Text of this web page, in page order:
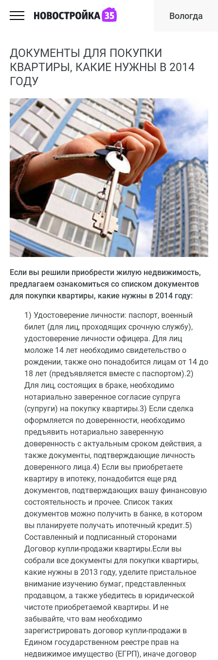
Вологда
ДОКУМЕНТЫ ДЛЯ ПОКУПКИ
КВАРТИРЫ, КАКИЕ НУЖНЫ В 2014
ГОДУ
Если вы решили приобрести жилую недвижимость,
предлагаем ознакомиться со списком документов
для покупки квартиры, какие нужны в 2014 году:
1) Удостоверение личности: паспорт, военный
билет (для лиц, проходящих срочную службу),
удостоверение личности офицера. Для лиц
моложе 14 лет необходимо свидетельство о
рождении, также оно понадобится лицам от 14 до
18 лет (предъявляется вместе с паспортом).2)
Для лиц, состоящих в браке, необходимо
нотариально заверенное согласие супруга
(супруги) на покупку квартиры.3) Если сделка
оформляется по доверенности, необходимо
предъявить нотариально заверенную
доверенность с актуальным сроком действия, а
также документы, подтверждающие личность
доверенного лица.4) Если вы приобретаете
квартиру в ипотеку, понадобится еще ряд
документов, подтверждающих вашу финансовую
состоятельность и прочее. Список таких
документов можно получить в банке, в котором
вы планируете получать ипотечный кредит.5)
Составленный и подписанный сторонами
Договор купли-продажи квартиры.Если вы
собрали все документы для покупки квартиры,
какие нужны в 2013 году, уделите пристальное
внимание изучению бумаг, представленных
продавцом, а также убедитесь в юридической
чистоте приобретаемой квартиры. И не
забывайте, что вам необходимо
зарегистрировать договор купли-продажи в
Едином государственном реестре прав на
недвижимое имущество (ЕГРП), иначе договор